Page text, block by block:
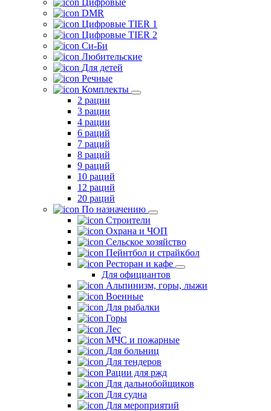
Цифровые
DMR
Цифровые TIER 1
Цифровые TIER 2
Си-Би
Любительские
Для детей
Речные
Комплекты
2 рации
3 рации
4 рации
6 раций
7 раций
8 раций
9 раций
10 раций
12 раций
20 раций
По назначению
Строители
Охрана и ЧОП
Сельское хозяйство
Пейнтбол и страйкбол
Ресторан и кафе
Для официантов
Альпинизм, горы, лыжи
Военные
Для рыбалки
Горы
Лес
МЧС и пожарные
Для больниц
Для тендеров
Рации для ржд
Для дальнобойщиков
Для судна
Для мероприятий